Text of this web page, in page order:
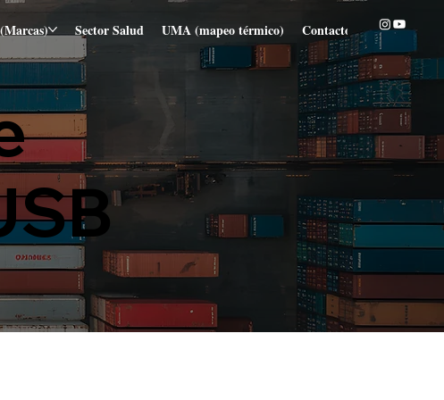
Sector Salud UMA (mapeo térmico) Contacto Blog